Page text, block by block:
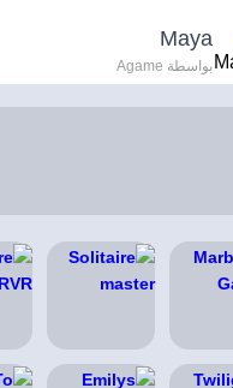
Maya
بواسطة Agame